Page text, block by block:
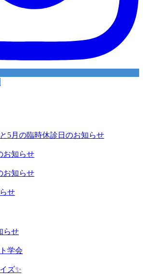
5月の臨時休診日のお知らせ
お知らせ
お知らせ
せ
らせ
学会
ズ✨